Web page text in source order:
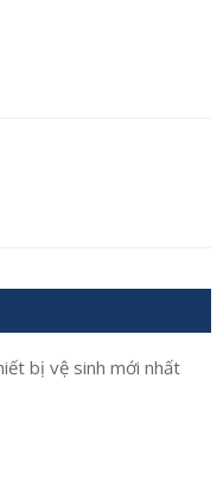
bị vệ sinh mới nhất